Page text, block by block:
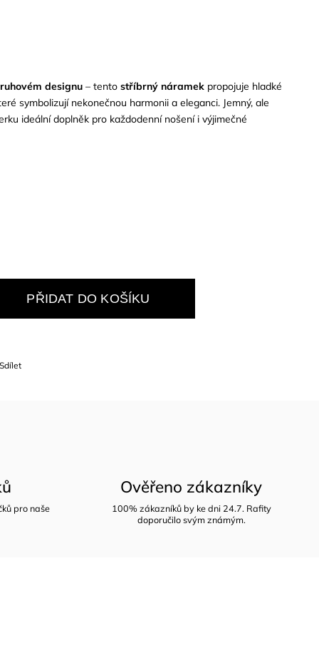
designu – tentostříbrný náramek propojuje hladké
symbolizují nekonečnou harmonii a eleganci. Jemný, ale
ideální doplněk pro každodenní nošení i výjimečné
PŘIDAT DO KOŠÍKU
Sdílet
pro naše
Ověřeno zákazníky
100% zákazníků by ke dni 24.7. Rafity
doporučilo svým známým.